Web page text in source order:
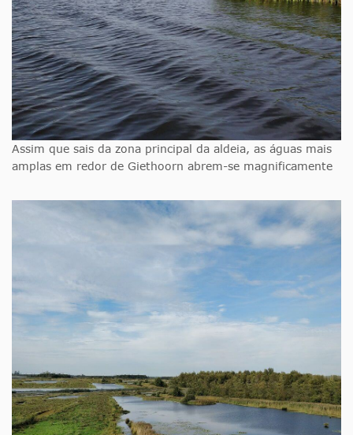
Assim que sais da zona principal da aldeia, as águas mais
amplas em redor de Giethoorn abrem-se magnificamente